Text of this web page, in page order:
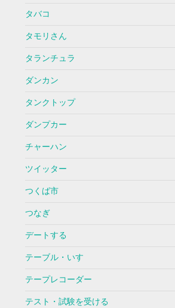
タバコ
タモリさん
タランチュラ
ダンカン
タンクトップ
ダンプカー
チャーハン
ツイッター
つくば市
つなぎ
デートする
テーブル・いす
テープレコーダー
テスト・試験を受ける